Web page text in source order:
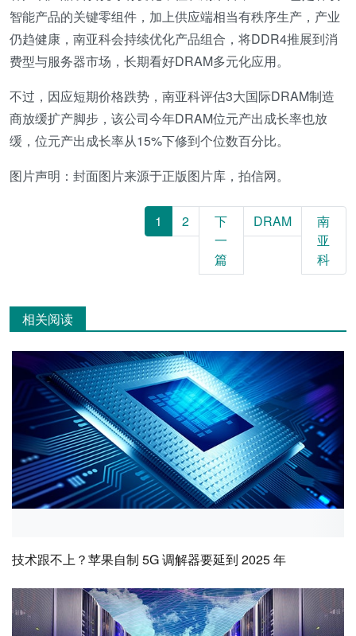
智能产品的关键零组件，加上供应端相当有秩序生产，产业
仍趋健康，南亚科会持续优化产品组合，将DDR4推展到消
费型与服务器市场，长期看好DRAM多元化应用。
不过，因应短期价格跌势，南亚科评估3大国际DRAM制造
商放缓扩产脚步，该公司今年DRAM位元产出成长率也放
缓，位元产出成长率从15%下修到个位数百分比。
图片声明：封面图片来源于正版图片库，拍信网。
1 2
下
一
篇
DRAM
南
亚
科
相关阅读
技术跟不上？苹果自制 5G 调解器要延到 2025 年